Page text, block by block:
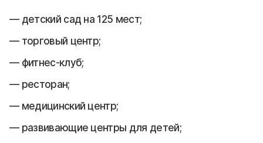
детский сад на 125 мест;
торговый центр;
фитнес-клуб;
ресторан;
медицинский центр;
развивающие центры для детей;